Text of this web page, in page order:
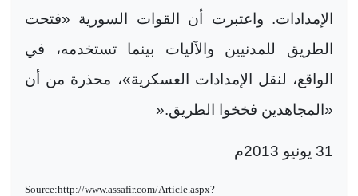
الإمدادات. واعتبرت أن القوات السورية «فتحت
الطريق للمدنيين والآليات بينما تستخدمه، في
الواقع، لنقل الإمدادات العسكرية»، محذرة من أن
«المجاهدين فخخوا الطريق».
31 یونیو 2013م
Source:http://www.assafir.com/Article.aspx?